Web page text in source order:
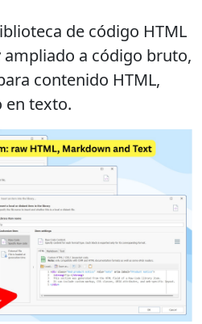
de código HTML
a código bruto,
contenido HTML,
en texto.